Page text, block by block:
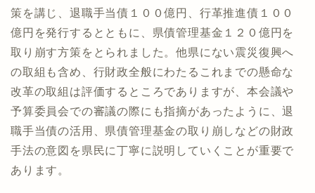
策を講じ、退職手当債１００億円、行革推進債１００
億円を発行するとともに、県債管理基金１２０億円を
取り崩す方策をとられました。他県にない震災復興へ
の取組も含め、行財政全般にわたるこれまでの懸命な
改革の取組は評価するところでありますが、本会議や
予算委員会での審議の際にも指摘があったように、退
職手当債の活用、県債管理基金の取り崩しなどの財政
手法の意図を県民に丁寧に説明していくことが重要で
あります。